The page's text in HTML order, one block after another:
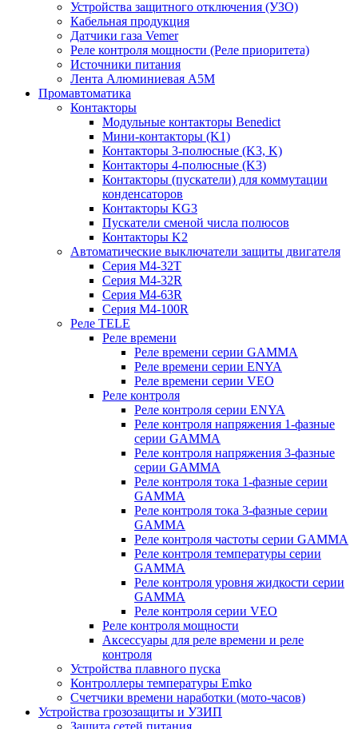
Устройства защитного отключения (УЗО)
Кабельная продукция
Датчики газа Vemer
Реле контроля мощности (Реле приоритета)
Источники питания
Лента Алюминиевая А5М
Промавтоматика
Контакторы
Модульные контакторы Benedict
Мини-контакторы (K1)
Контакторы 3-полюсные (K3, K)
Контакторы 4-полюсные (K3)
Контакторы (пускатели) для коммутации
конденсаторов
Контакторы KG3
Пускатели сменой числа полюсов
Контакторы K2
Автоматические выключатели защиты двигателя
Серия M4-32T
Серия M4-32R
Серия M4-63R
Серия M4-100R
Реле TELE
Реле времени
Реле времени серии GAMMA
Реле времени серии ENYA
Реле времени серии VEO
Реле контроля
Реле контроля серии ENYA
Реле контроля напряжения 1-фазные
серии GAMMA
Реле контроля напряжения 3-фазные
серии GAMMA
Реле контроля тока 1-фазные серии
GAMMA
Реле контроля тока 3-фазные серии
GAMMA
Реле контроля частоты серии GAMMA
Реле контроля температуры серии
GAMMA
Реле контроля уровня жидкости серии
GAMMA
Реле контроля серии VEO
Реле контроля мощности
Аксессуары для реле времени и реле
контроля
Устройства плавного пуска
Контроллеры температуры Emko
Счетчики времени наработки (мото-часов)
Устройства грозозащиты и УЗИП
Защита сетей питания